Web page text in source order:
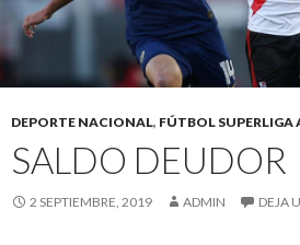
DEPORTE NACIONAL, FÚTBOL SUPERLIGA
SALDO DEUDOR
2 SEPTIEMBRE, 2019 ADMIN DEJA